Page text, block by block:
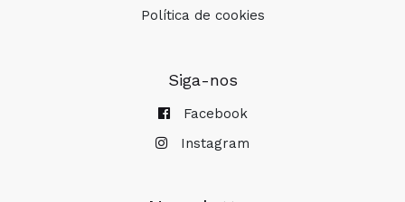
Política de cookies
Siga-nos
Facebook
Instagram